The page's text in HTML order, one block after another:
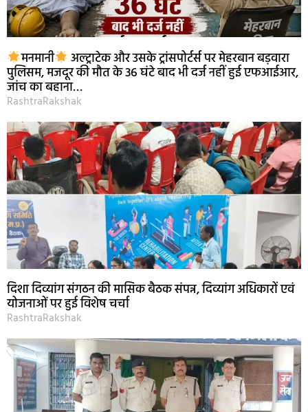
मनमानी अल्ट्राटेक और उसके ट्रांसपोर्टर्स पर मेहरबान बड़वारा
पुलिसम, मजदूर की मौत के 36 घंटे बाद भी दर्ज नहीं हुई एफआईआर,
जांच का बहाना…
RashtraRakshak
दिशा दिव्यांग संगठन की मासिक बैठक संपन्न, दिव्यांग अधिकारों एवं
योजनाओं पर हुई विशेष चर्चा
RashtraRakshak